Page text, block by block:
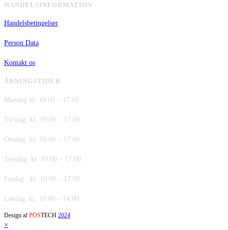
HANDELSINFORMATION
Handelsbetingelser
Person Data
Kontakt os
ÅBNINGSTIDER
Mandag kl. 10.00 – 17.00
Tirsdag kl. 10.00 – 17.00
Onsdag kl. 10.00 – 17.00
Torsdag kl. 10.00 – 17.00
Fredag kl. 10.00 – 17.00
Lørdag kl. 10.00 – 14.00
Design af POSTECH 2024
×